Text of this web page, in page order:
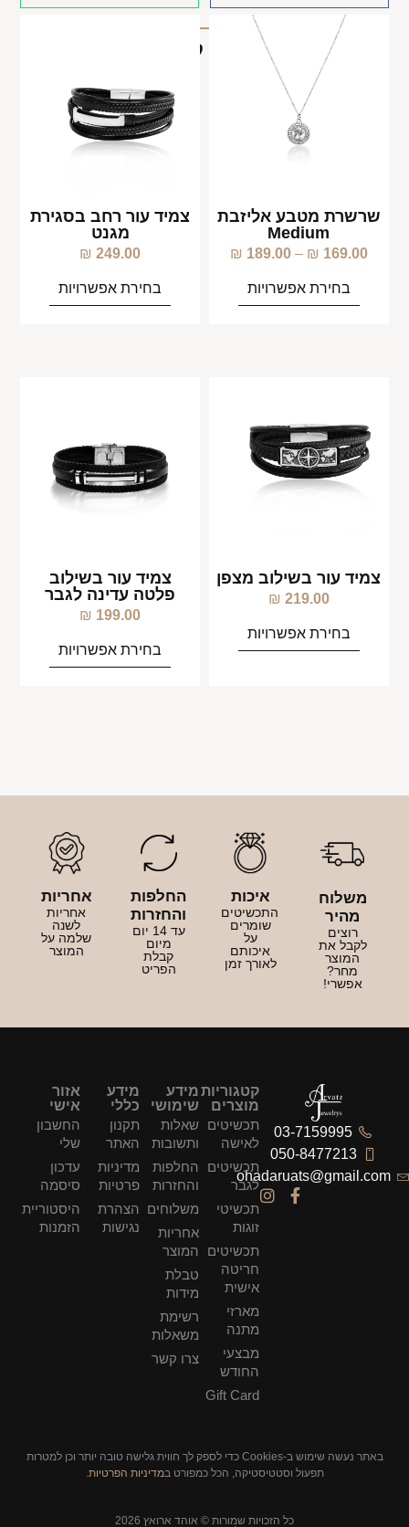
מוצרים קשורים
שרשרת מטבע אליזבת
Medium
169.00
₪
–
189.00
₪
בחירת אפשרויות
צמיד עור רחב בסגירת
מגנט
249.00
₪
בחירת אפשרויות
צמיד עור בשילוב מצפן
219.00
₪
בחירת אפשרויות
צמיד עור בשילוב
פלטה עדינה לגבר
199.00
₪
בחירת אפשרויות
משלוח
מהיר
רוצים
לקבל את
המוצר
מחר?
אפשרי!
איכות
התכשיטים
שומרים
על
איכותם
לאורך זמן
החלפות
והחזרות
עד 14 יום
מיום
קבלת
הפריט
אחריות
אחריות
לשנה
שלמה על
המוצר
03-7159995
050-8477213
ohadaruats@gmail.com
קטגוריות
מוצרים
תכשיטים
לאישה
תכשיטים
לגבר
תכשיטי
זוגות
תכשיטים
חריטה
אישית
מארזי
מתנה
מבצעי
החודש
Gift Card
מידע
שימושי
שאלות
ותשובות
החלפות
והחזרות
משלוחים
אחריות
המוצר
טבלת
מידות
רשימת
משאלות
צרו קשר
מידע
כללי
תקנון
האתר
מדיניות
פרטיות
הצהרת
נגישות
אזור
אישי
החשבון
שלי
עדכון
סיסמה
היסטוריית
הזמנות
באתר נעשה שימוש ב-Cookies כדי לספק לך חווית גלישה טובה יותר וכן למטרות
תפעול וסטטיסטיקה, הכל כמפורט במדיניות הפרטיות.
כל הזכויות שמורות © אוהד ארואץ 2026